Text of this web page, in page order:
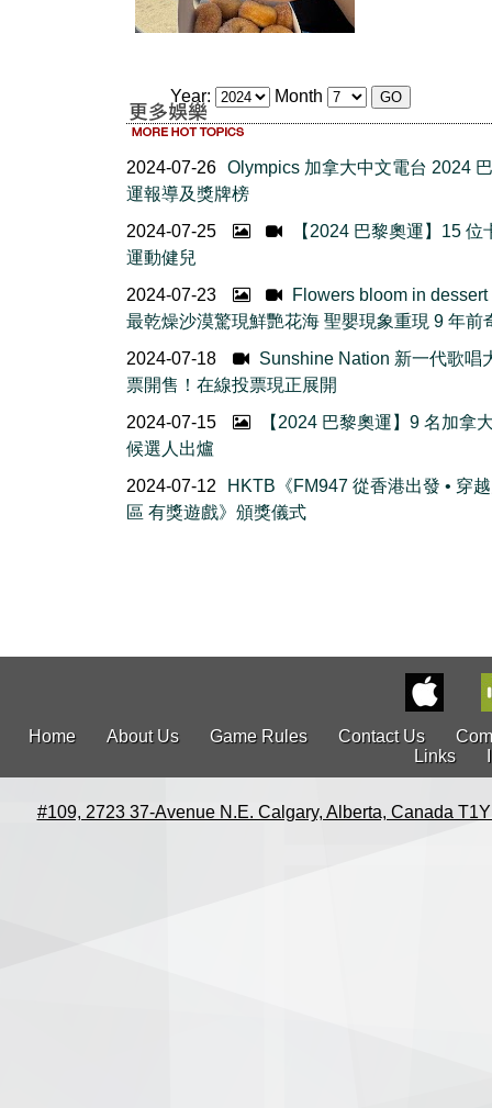
Year: Month
2024-07-26 Olympics 加拿大中文電台 2024
運報導及獎牌榜
2024-07-25
【2024 巴黎奧運】15 位
運動健兒
2024-07-23
Flowers bloom in dessert
最乾燥沙漠驚現鮮艷花海 聖嬰現象重現 9 年前
2024-07-18
Sunshine Nation 新一代歌唱
票開售！在線投票現正展開
2024-07-15
【2024 巴黎奧運】9 名加拿
候選人出爐
2024-07-12
HKTB《FM947 從香港出發 • 穿
區 有獎遊戲》頒獎儀式
Home About Us Game Rules Contact Us
Links
#109, 2723 37-Avenue N.E. Calgary, Alberta, Canada